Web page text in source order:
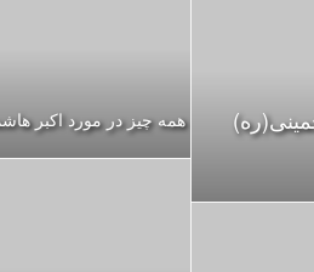
همه چیز در مورد اکبر